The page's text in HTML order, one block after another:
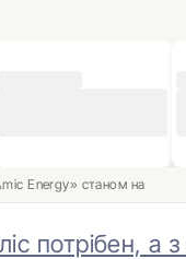
Energy» станом на
потрібен, а